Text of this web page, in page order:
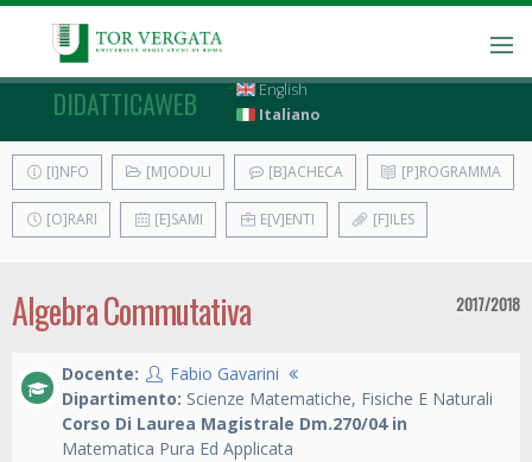
DIDATTICAWEB
English
Italiano
[I]NFO [M]ODULI [B]ACHECA [P]ROGRAMMA
[O]RARI [E]SAMI E[V]ENTI [F]ILES
Algebra Commutativa 2017/2018
Docente:
Fabio Gavarini
Dipartimento: Scienze Matematiche, Fisiche E Naturali
Corso Di Laurea Magistrale Dm.270/04 in
Matematica Pura Ed Applicata